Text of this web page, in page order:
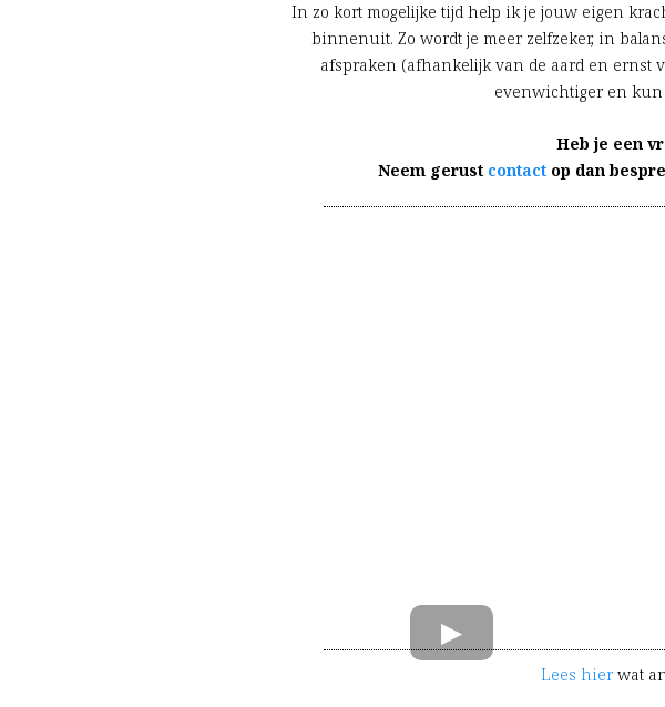
In zo kort mogelijke tijd help ik je jouw eigen
binnenuit. Zo wordt je meer zelfzeker, in
afspraken (afhankelijk van de aard en ernst
evenwichtiger en kun
Heb je een
Neem gerust contactop dan
Lees hier wat